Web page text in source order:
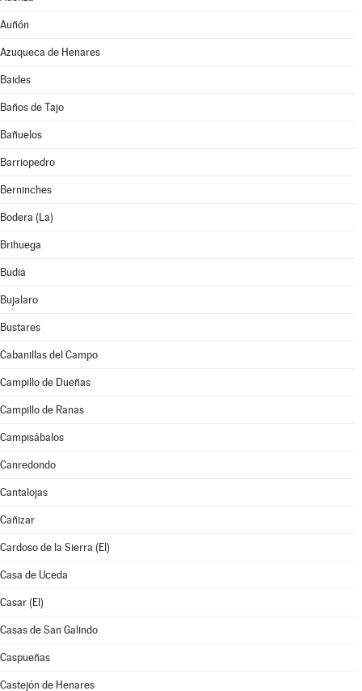
Auñón
Azuqueca de Henares
Baides
Baños de Tajo
Bañuelos
Barriopedro
Berninches
Bodera (La)
Brihuega
Budia
Bujalaro
Bustares
Cabanillas del Campo
Campillo de Dueñas
Campillo de Ranas
Campisábalos
Canredondo
Cantalojas
Cañizar
Cardoso de la Sierra (El)
Casa de Uceda
Casar (El)
Casas de San Galindo
Caspueñas
Castejón de Henares